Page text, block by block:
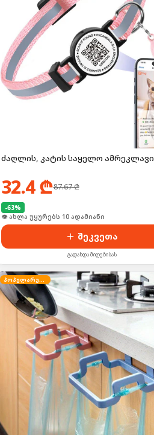
ძაღლის, კატის საყელო ამრეკლავი
32.4₾87.67₾
-63%
🛒 ბოლო 24სთ-ში იყიდა 16-მა
შეკვეთა
გადახდა მიღებისას
პოპულარული